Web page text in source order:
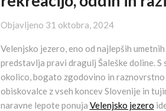
Objavljeno 31 oktobra, 2024
Velenjsko jezero, eno od najlepših
predstavlja pravi dragulj Šaleške doline.
okolico, bogato zgodovino in
obiskovalce z vseh koncev Slovenije in
naravne lepote ponuja Velenjsko jezero